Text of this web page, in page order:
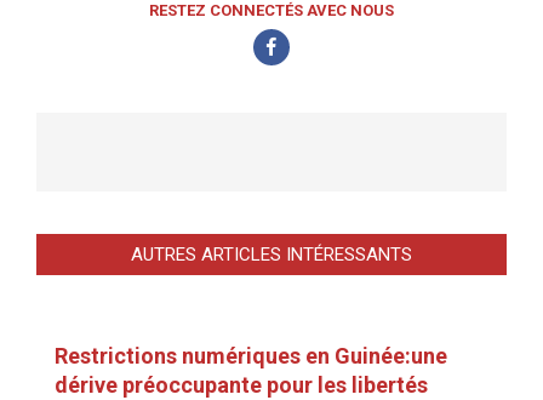
RESTEZ CONNECTÉS AVEC NOUS
AUTRES ARTICLES INTÉRESSANTS
Restrictions numériques en Guinée:une
dérive préoccupante pour les libertés